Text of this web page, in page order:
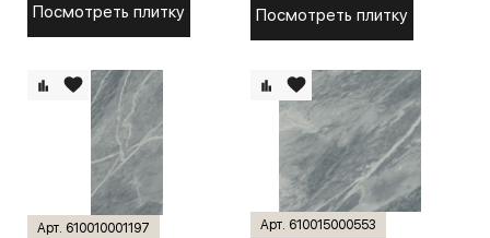
Посмотреть плитку Посмотреть плитку
Арт. 610010001197 Арт. 610015000553